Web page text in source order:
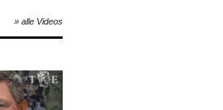
» alle Videos